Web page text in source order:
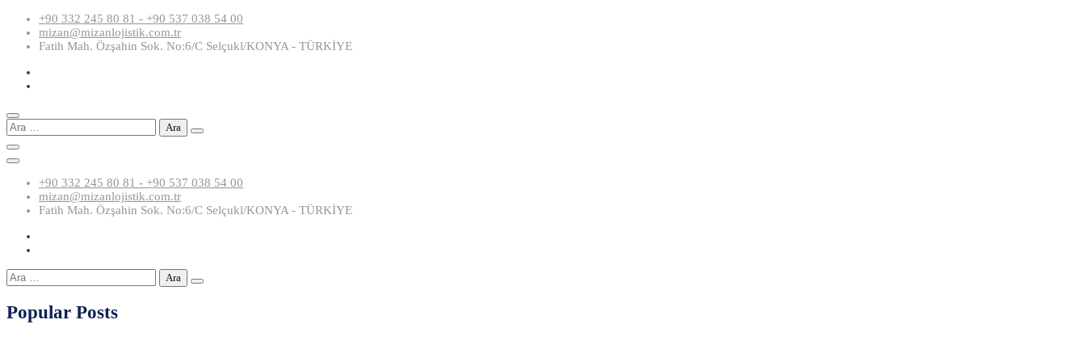
Skip
content
+90 332 245 80 81 - +90 537 038 54 00
mizan@mizanlojistik.com.tr
Fatih Mah. Özşahin Sok. No:6/C Selçukl/KONYA - TÜRKİYE
Arama:
+90 332 245 80 81 - +90 537 038 54 00
mizan@mizanlojistik.com.tr
Fatih Mah. Özşahin Sok. No:6/C Selçukl/KONYA - TÜRKİYE
Arama:
Popular Posts